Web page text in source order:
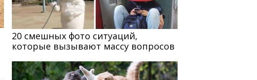
20 смешных фото ситуаций,
которые вызывают массу вопросов